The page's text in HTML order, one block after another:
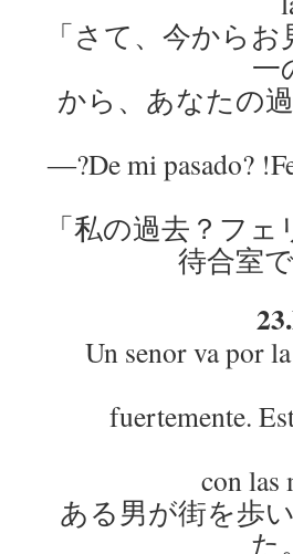
「さて、今から
一
から、あなたの
―?De mi pasado?
「私の過去？フ
待合室
Un senor va por
fuertemente.
con las
ある男が街を歩
た